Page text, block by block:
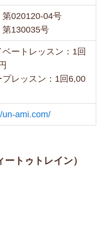
第020120-04号
第130035号
ベートレッスン：1回
プレッスン：1回6,00
un-ami.com/
トゥトレイン）